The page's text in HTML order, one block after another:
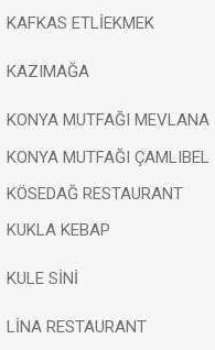
KAFKAS ETLİEKMEK
KAZIMAĞA
KONYA MUTFAĞI MEVLANA
KONYA MUTFAĞI ÇAMLIBEL
KÖSEDAĞ RESTAURANT
KUKLA KEBAP
KULE SİNİ
LİNA RESTAURANT